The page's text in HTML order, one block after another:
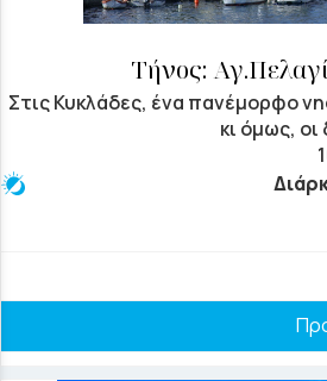
Τήνος:
Στις Κυκλάδες, ένα πανέμορφο
κι όμως,